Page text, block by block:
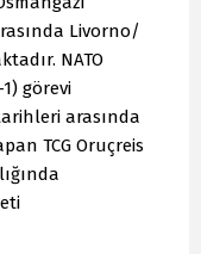
Livorno/
NATO
görevi
arasında
TCG Oruçreis